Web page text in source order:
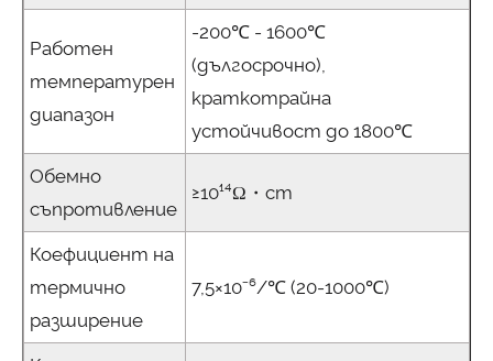
Работен
температурен
диапазон
-200℃ - 1600℃
(дългосрочно),
краткотрайна
устойчивост до 1800℃
Обемно
съпротивление
≥10¹⁴Ω・cm
Коефициент на
термично
разширение
7,5×10⁻⁶/℃ (20-1000℃)